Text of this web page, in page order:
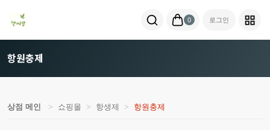
0 로그인
항원충제
상점 메인 쇼핑몰 항생제 항원충제